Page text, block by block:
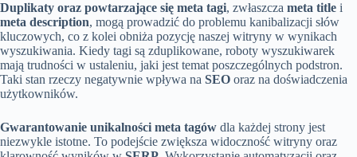
Duplikaty oraz powtarzające się meta tagi, zwłaszcza meta title i
meta description, mogą prowadzić do problemu kanibalizacji słów
kluczowych, co z kolei obniża pozycję naszej witryny w wynikach
wyszukiwania. Kiedy tagi są zduplikowane, roboty wyszukiwarek
mają trudności w ustaleniu, jaki jest temat poszczególnych podstron.
Taki stan rzeczy negatywnie wpływa na SEO oraz na doświadczenia
użytkowników.
Gwarantowanie unikalności meta tagów dla każdej strony jest
niezwykle istotne. To podejście zwiększa widoczność witryny oraz